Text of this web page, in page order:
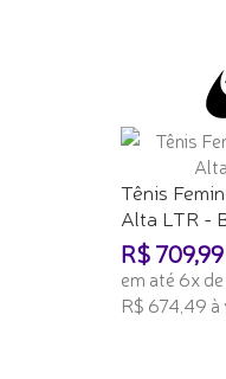
Tênis
Alta LTR -
R$ 709,99
em até 6x de
R$ 674,49 à